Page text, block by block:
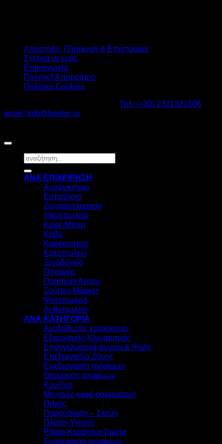
Αποστολή, Πληρωμή & Επιστροφές
Σχετικά με εμάς
Επικοινωνία
Πολιτική Απορρήτου
Πολιτική Cookies
Τηλ. (+30) 2321321506
email: info@hostec.gr
Αναζήτηση
για:
ΑΝΑ ΕΠΙΧΕΙΡΗΣΗ
Αναψυκτήριο
Εστιατόριο
Ζαχαροπλαστείο
Ιχθυοπωλείο
Καφέ-Μπαρ
Κάβα
Καφεκοπτείο
Κρεοπωλείο
Ξενοδοχείο
Πιτσαρία
Πρατήριο Άρτου
Σούπερ Μάρκετ
Ψητοπωλείο
Ανθοπωλείο
ΑΝΑ ΚΑΤΗΓΟΡΙΑ
Ανοξείδωτες κατασκευές
Εξαερισμός-Κλιματισμός
Επαγγελματικά ψυγεία & Ψύξη
Επεξεργασία Ζύμης
Επεξεργασία τροφίμων
Θέρμανση τροφίμων
Κουζίνα
Μηχανές καφέ-ροφημάτων
Πάγος
Παρουσίαση – Σκεύη
Πλύση-Υγιεινή
Ράφια-Καρότσια-Ταμεία
Συσκευασία τροφίμων